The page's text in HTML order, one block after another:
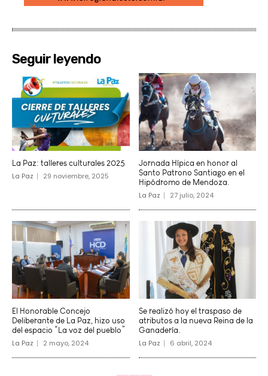
Seguir leyendo
La Paz: talleres culturales 2025
La Paz 29 noviembre, 2025
Jornada Hípica en honor al
Santo Patrono Santiago en el
Hipódromo de Mendoza.
La Paz 27 julio, 2024
El Honorable Concejo
Deliberante de La Paz, hizo uso
del espacio “La voz del pueblo”
La Paz 2 mayo, 2024
Se realizó hoy el traspaso de
atributos a la nueva Reina de la
Ganadería.
La Paz 6 abril, 2024